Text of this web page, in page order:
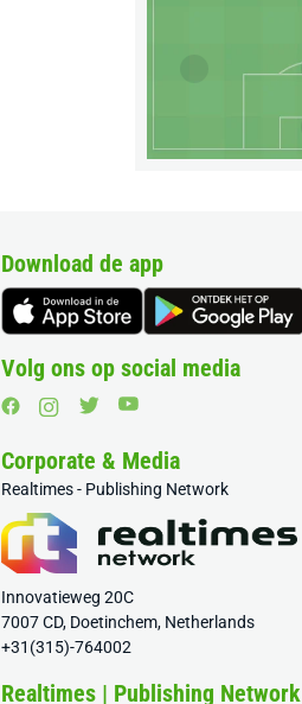
Download de app
Volg ons op social media
Corporate & Media
Realtimes - Publishing Network
Innovatieweg 20C
7007 CD, Doetinchem, Netherlands
+31(315)-764002
Realtimes | Publishing Network